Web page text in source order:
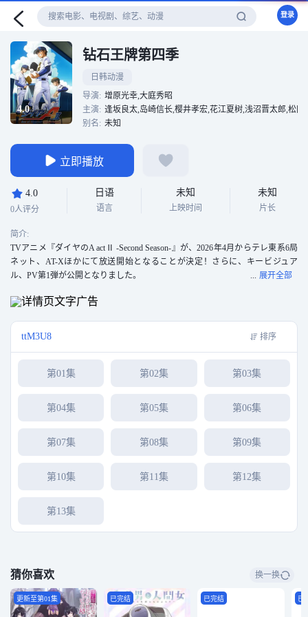
登录
4.0
钻石王牌第四季
日韩动漫
导演: 增原光幸,大庭秀昭
主演: 逢坂良太,岛崎信长,樱井孝宏,花江夏树,浅沼晋太郎,松
别名: 未知
立即播放
4.0
0人评分
日语
语言
未知
上映时间
未知
片长
简介:
TVアニメ『ダイヤのA actⅡ -Second Season-』が、2026年4月からテレ東系6局
ネット、AT-Xほかにて放送開始となることが決定！さらに、キービジュア
ル、PV第1弾が公開となりました。
ttM3U8 排序
第01集 第02集 第03集
第04集 第05集 第06集
第07集 第08集 第09集
第10集 第11集 第12集
第13集
猜你喜欢 换一换
更新至第01集 已完结 已完结 已